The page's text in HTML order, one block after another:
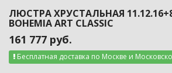
ЛЮСТРА ХРУСТАЛЬНАЯ
BOHEMIA ART CLASSIC
161 777 руб.
Бесплатная доставка по Москве и